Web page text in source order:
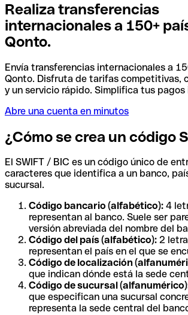
Realiza transferencias
internacionales a 150+
Qonto.
Envía transferencias internacionales a
Qonto. Disfruta de tarifas competitivas,
y un servicio rápido. Simplifica tus
Abre una cuenta en minutos
¿Cómo se crea un código
El SWIFT / BIC es un código único de
caracteres que identifica a un banco,
sucursal.
Código bancario (alfabético): 4
representan al banco. Suele ser
versión abreviada del nombre del
Código del país (alfabético): 2
representan el país en el que se
Código de localización
que indican dónde está la sede
Código de sucursal
que especifican una sucursal
representa la sede central del